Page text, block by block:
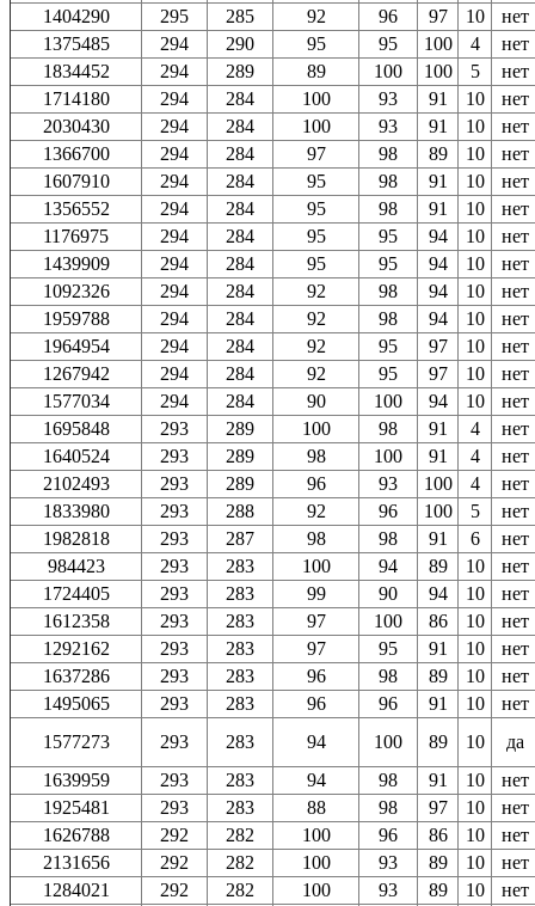
1404290
295 285 92 96 97 10
нет
1375485
294 290 95 95 100 4
нет
1834452
294 289 89 100 100 5
нет
1714180
294 284 100 93 91 10
нет
2030430
294 284 100 93 91 10
нет
1366700
294 284 97 98 89 10
нет
1607910
294 284 95 98 91 10
нет
1356552
294 284 95 98 91 10
нет
1176975
294 284 95 95 94 10
нет
1439909
294 284 95 95 94 10
нет
1092326
294 284 92 98 94 10
нет
1959788
294 284 92 98 94 10
нет
1964954
294 284 92 95 97 10
нет
1267942
294 284 92 95 97 10
нет
1577034
294 284 90 100 94 10
нет
1695848
293 289 100 98 91 4
нет
1640524
293 289 98 100 91 4
нет
2102493
293 289 96 93 100 4
нет
1833980
293 288 92 96 100 5
нет
1982818
293 287 98 98 91 6
нет
984423
293 283 100 94 89 10
нет
1724405
293 283 99 90 94 10
нет
1612358
293 283 97 100 86 10
нет
1292162
293 283 97 95 91 10
нет
1637286
293 283 96 98 89 10
нет
1495065
293 283 96 96 91 10
нет
1577273
293 283 94 100 89 10
да
1639959
293 283 94 98 91 10
нет
1925481
293 283 88 98 97 10
нет
1626788
292 282 100 96 86 10
нет
2131656
292 282 100 93 89 10
нет
1284021
292 282 100 93 89 10
нет